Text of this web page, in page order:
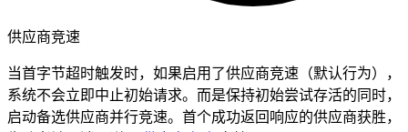
供应商竞速
当首字节超时触发时，如果启用了供应商竞速（默认行为），
系统不会立即中止初始请求。而是保持初始尝试存活的同时，
启动备选供应商并行竞速。首个成功返回响应的供应商获胜，